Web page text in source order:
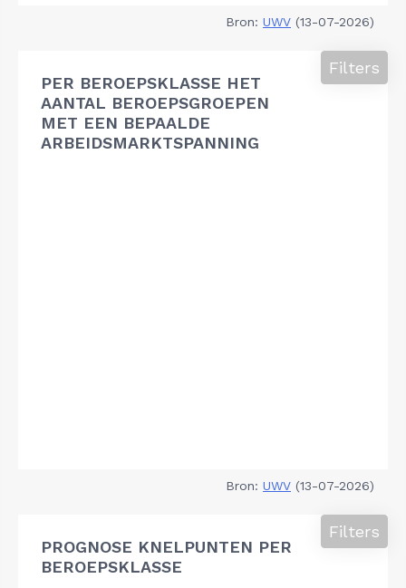
Bron: UWV (13-07-2026)
PER BEROEPSKLASSE HET
AANTAL BEROEPSGROEPEN
MET EEN BEPAALDE
ARBEIDSMARKTSPANNING
Filters
Bron: UWV (13-07-2026)
PROGNOSE KNELPUNTEN PER
BEROEPSKLASSE
Filters